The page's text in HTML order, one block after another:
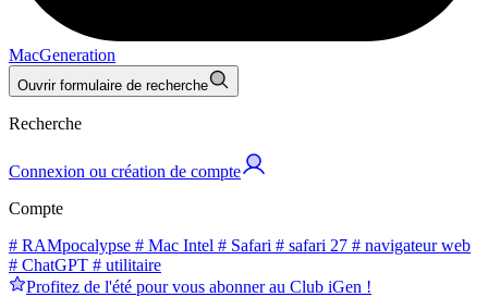
MacGeneration
Ouvrir formulaire de recherche
Recherche
Connexion ou création de compte
Compte
# RAMpocalypse # Mac Intel # Safari # safari 27 # navigateur web
# ChatGPT # utilitaire
Profitez de l'été pour vous abonner au Club iGen !